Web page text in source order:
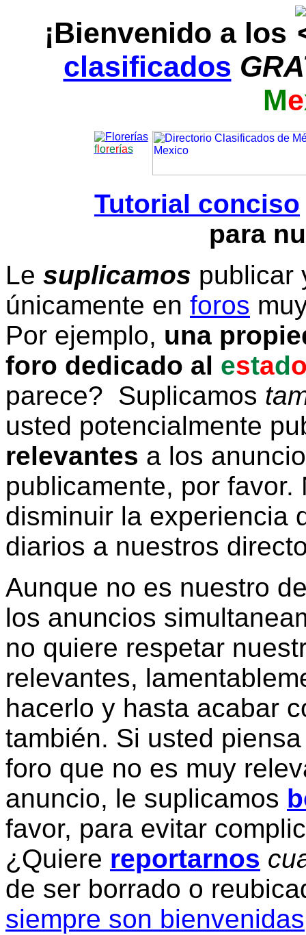
¡Bienvenido a los
clasificados
Me
florerías
Tutorial conciso
para
Le suplicamos publicar
únicamente en foros
Por ejemplo, una
foro dedicado al estad
parece? Suplicamos
usted potencialmente
relevantes a los
publicamente, por
disminuir la experiencia
diarios a nuestros
Aunque no es nuestro
los anuncios
no quiere respetar
relevantes,
hacerlo y hasta acabar
también. Si usted
foro que no es muy
anuncio, le suplicamos
favor, para evitar
¿Quiere reportarnos
de ser borrado o
siempre son bienvenidas